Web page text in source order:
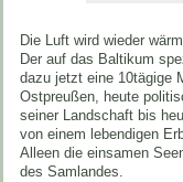
Die Luft wird wieder
Der auf das Baltikum
dazu jetzt eine 10tägige
Ostpreußen, heute
seiner Landschaft bis
von einem lebendigen
Alleen die einsamen
des Samlandes.